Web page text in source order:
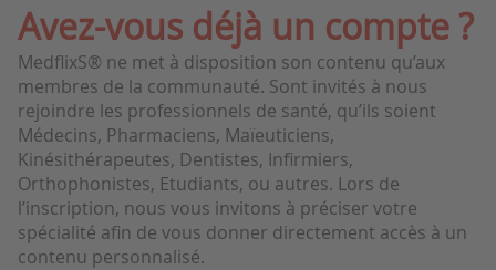
INSTITUTIONS
ACADÉMIES
EXPERTS
REVUES DE PRESSE
CONGRÈS EN RÉSUMÉ
Avez-vous déjà un compte ?
MedflixS® ne met à disposition son contenu qu’aux
membres de la communauté. Sont invités à nous
rejoindre les professionnels de santé, qu’ils soient
Médecins, Pharmaciens, Maïeuticiens,
Kinésithérapeutes, Dentistes, Infirmiers,
Orthophonistes, Etudiants, ou autres. Lors de
l’inscription, nous vous invitons à préciser votre
spécialité afin de vous donner directement accès à un
contenu personnalisé.